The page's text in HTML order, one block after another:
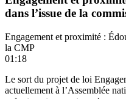
dans l’issue de la
Engagement et proximité :
la CMP
01:18
Le sort du projet de loi
actuellement à l’Assemblée